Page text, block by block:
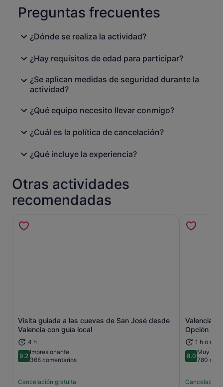
Preguntas frecuentes
¿Dónde se realiza la actividad?
¿Hay requisitos de edad para participar?
¿Se aplican medidas de seguridad durante la
actividad?
¿Qué equipo necesito llevar conmigo?
¿Cuál es la política de cancelación?
¿Qué incluye la experiencia?
Otras actividades
recomendadas
Visita guiada a las cuevas de San José desde
Valencia con guía local
4 h
9.29.2 sobre 10
Impresionante
368 comentarios
Cancelación gratuita
Se abre en una pestaña nueva
Valencia:
Opción
1 h o más
8.08.0 sobre
Muy bien
780
Cancelación